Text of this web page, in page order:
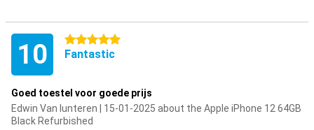
10 5 stars
Fantastic
Goed toestel voor goede prijs
Edwin Van lunteren | 15-01-2025 about the Apple iPhone 12 64GB
Black Refurbished